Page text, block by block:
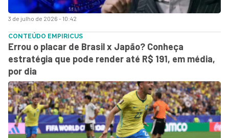
3 de julho de 2026 - 10:42
CONTEÚDO EMPIRICUS
Errou o placar de Brasil x Japão? Conheça
estratégia que pode render até R$ 191, em média,
por dia